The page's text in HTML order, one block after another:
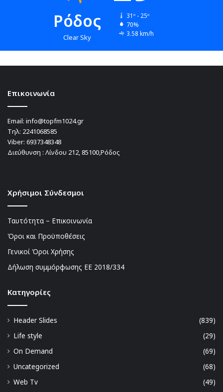
Ρόδος
Clear Sky
31º - 25º
70%
3.58 km/h
Επικοινωνία
Email: info@topfm1024.gr
Τηλ: 2241068585
Viber: 6937348348
Διεύθυνση : Λίνδου 212, 85100,Ρόδος
Χρήσιμοι Σύνδεσμοι
Ταυτότητα – Επικοινωνία
Όροι και Προϋποθέσεις
Γενικοί Όροι Χρήσης
Δήλωση συμμόρφωσης ΕΕ 2018/334
Kατηγορίες
Header Slides
(839)
Life style
(29)
On Demand
(69)
Uncategorized
(68)
Web Tv
(49)